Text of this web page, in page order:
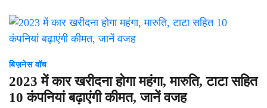
बिज़नेस वॉच
2023 में कार खरीदना होगा महंगा, मारुति, टाटा सहित
10 कंपनियां बढ़ाएंगी कीमत, जानें वजह